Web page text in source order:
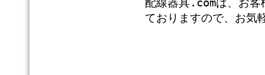
ておりますので、お気